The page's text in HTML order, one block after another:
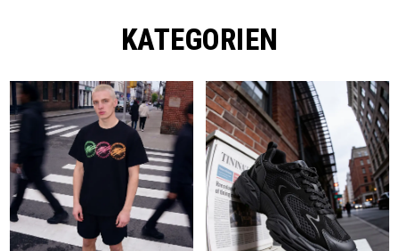
KATEGORIEN